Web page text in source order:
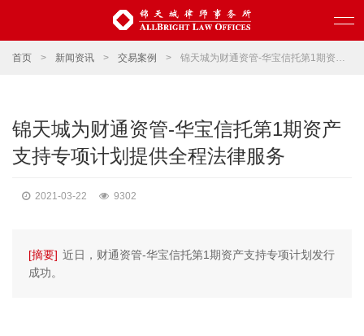
首页 > 新闻资讯 > 交易案例 > 锦天城为财通资管-华宝信托第1期资产支持专项计划提供全程法律服务
锦天城为财通资管-华宝信托第1期资产
支持专项计划提供全程法律服务
2021-03-22 9302
[摘要] 近日，财通资管-华宝信托第1期资产支持专项计划发行
成功。